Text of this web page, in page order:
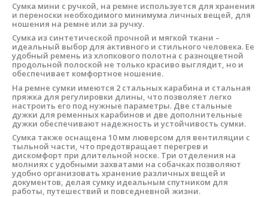
Сумка мини с ручкой, на ремне используется для хранения
и переноски необходимого минимума личных вещей, для
ношения на ремне или за ручку.
Сумка из синтетической прочной и мягкой ткани –
идеальный выбор для активного и стильного человека. Ее
удобный ремень из хлопкового полотна с разноцветной
продольной полоской не только красиво выглядит, но и
обеспечивает комфортное ношение.
На ремне сумки имеются 2 стальных карабина и стальная
пряжка для регулировки длины, что позволяет легко
настроить его под нужные параметры. Две стальные
дужки для ременных карабинов и две дополнительные
дужки обеспечивают надежность и устойчивость сумки.
Сумка также оснащена 10 мм люверсом для вентиляции с
тыльной части, что предотвращает перегрев и
дискомфорт при длительной носке. Три отделения на
молниях с удобными захватами на собачках позволяют
удобно организовать хранение различных вещей и
документов, делая сумку идеальным спутником для
работы, путешествий и повседневной жизни.